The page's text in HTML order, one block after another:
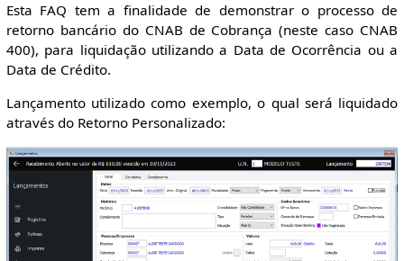
Esta FAQ tem a finalidade de demonstrar o processo de
retorno bancário do CNAB de Cobrança (neste caso CNAB
400), para liquidação utilizando a Data de Ocorrência ou a
Data de Crédito.
Lançamento utilizado como exemplo, o qual será liquidado
através do Retorno Personalizado: